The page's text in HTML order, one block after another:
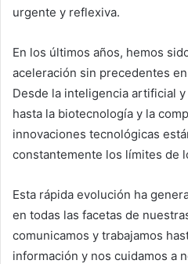
urgente y reflexiva.
En los últimos años, hemos
aceleración sin precedentes
Desde la inteligencia artificial
hasta la biotecnología y la
innovaciones tecnológicas
constantemente los límites de
Esta rápida evolución ha
en todas las facetas de
comunicamos y trabajamos
información y nos cuidamos a